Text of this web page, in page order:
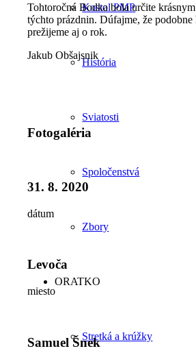
Kostol PMP
História
Sviatosti
Spoločenstvá
Zbory
ORATKO
Stretká a krúžky
Tohtoročná Bodka bola určite
týchto prázdnin. Dúfajme, že podobne
prežijeme aj o rok.
Jakub Obšajsnik
Fotogaléria
31. 8. 2020
dátum
Levoča
miesto
Samuel Šnek